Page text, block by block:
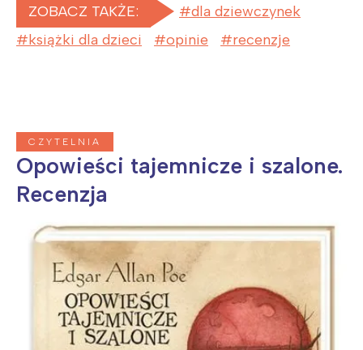
ZOBACZ TAKŻE:
dla dziewczynek
książki dla dzieci
opinie recenzje
CZYTELNIA
Opowieści tajemnicze i szalone.
Recenzja